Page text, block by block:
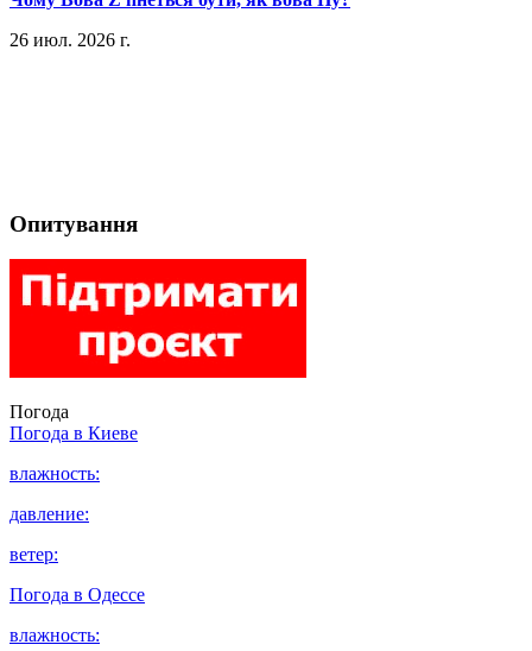
26 июл. 2026 г.
Опитування
Погода
Погода в Киеве
влажность:
давление:
ветер:
Погода в Одессе
влажность: